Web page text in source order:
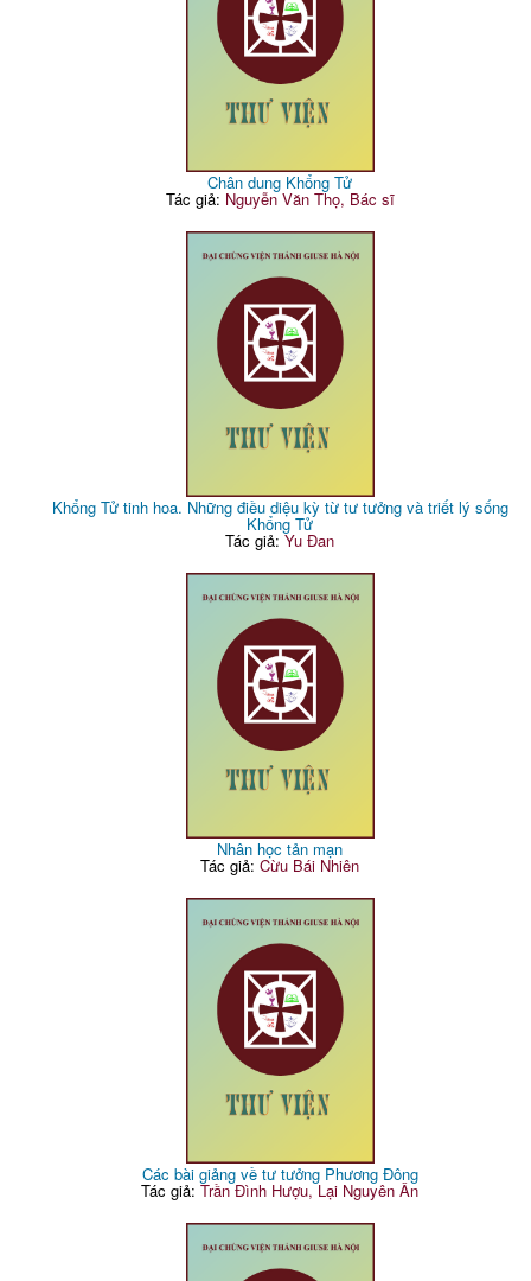
Chân dung Khổng Tử
Tác giả: Nguyễn Văn Thọ, Bác sĩ
Khổng Tử tinh hoa. Những điều diệu kỳ từ tư tưởng và triết lý sống
Khổng Tử
Tác giả:Yu Đan
Nhân học tản mạn
Tác giả:Cừu Bái Nhiên
Các bài giảng về tư tưởng Phương Đông
Tác giả:Trần Đình Hượu, Lại Nguyên Ân